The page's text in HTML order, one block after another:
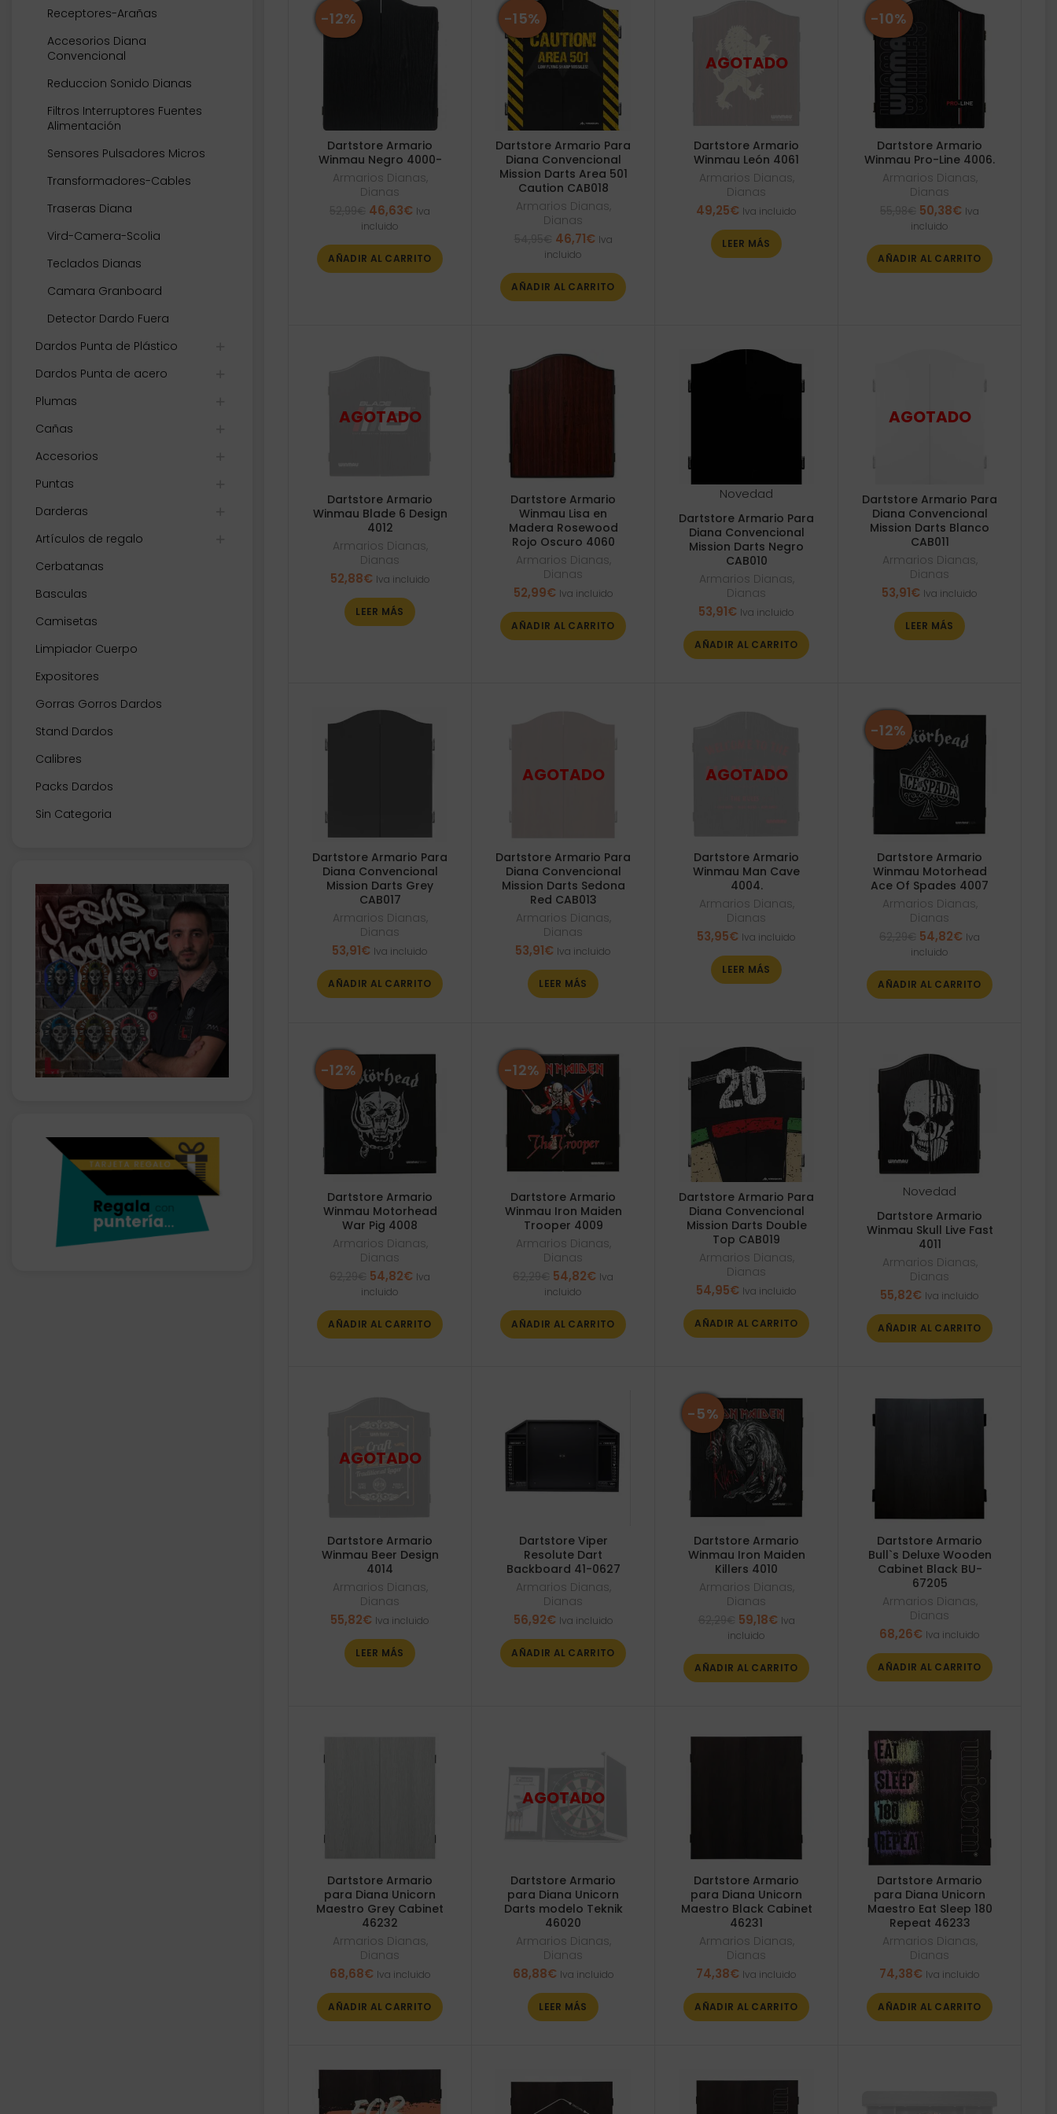
Receptores-Arañas
Accesorios Diana
Convencional
Reduccion Sonido Dianas
Filtros Interruptores Fuentes
Alimentación
Sensores Pulsadores Micros
Transformadores-Cables
Traseras Diana
Vird-Camera-Scolia
Teclados Dianas
Camara Granboard
Detector Dardo Fuera
Dardos Punta de Plástico
Dardos Punta de acero
Plumas
Cañas
Accesorios
Puntas
Darderas
Artículos de regalo
Cerbatanas
Basculas
Camisetas
Limpiador Cuerpo
Expositores
Gorras Gorros Dardos
Stand Dardos
Calibres
Packs Dardos
Sin Categoria
-12%
Dartstore Armario
Winmau Negro 4000-
Armarios Dianas,
Dianas
El
precio
era:
52,99€.
46,63€El
es:
46,63€.
Iva
incluido
AÑADIR AL CARRITO
-15%
Dartstore Armario Para
Diana Convencional
Mission Darts Area 501
Caution CAB018
Armarios Dianas,
Dianas
El
precio
era:
54,95€.
46,71€El
es:
46,71€.
Iva
incluido
AÑADIR AL CARRITO
Dartstore Armario
Winmau León 4061
Armarios Dianas,
Dianas
49,25€ Iva incluido
LEER MÁS
-10%
Dartstore Armario
Winmau Pro-Line 4006.
Armarios Dianas,
Dianas
El
precio
era:
55,98€.
50,38€El
es:
50,38€.
Iva
incluido
AÑADIR AL CARRITO
Dartstore Armario
Winmau Blade 6 Design
4012
Armarios Dianas,
Dianas
52,88€ Iva incluido
LEER MÁS
Dartstore Armario
Winmau Lisa en
Madera Rosewood
Rojo Oscuro 4060
Armarios Dianas,
Dianas
52,99€ Iva incluido
AÑADIR AL CARRITO
Novedad
Dartstore Armario Para
Diana Convencional
Mission Darts Negro
CAB010
Armarios Dianas,
Dianas
53,91€ Iva incluido
AÑADIR AL CARRITO
Dartstore Armario Para
Diana Convencional
Mission Darts Blanco
CAB011
Armarios Dianas,
Dianas
53,91€ Iva incluido
LEER MÁS
Dartstore Armario Para
Diana Convencional
Mission Darts Grey
CAB017
Armarios Dianas,
Dianas
53,91€ Iva incluido
AÑADIR AL CARRITO
Dartstore Armario Para
Diana Convencional
Mission Darts Sedona
Red CAB013
Armarios Dianas,
Dianas
53,91€ Iva incluido
LEER MÁS
Dartstore Armario
Winmau Man Cave
4004.
Armarios Dianas,
Dianas
53,95€ Iva incluido
LEER MÁS
-12%
Dartstore Armario
Winmau Motorhead
Ace Of Spades 4007
Armarios Dianas,
Dianas
El
precio
era:
62,29€.
54,82€El
es:
54,82€.
Iva
incluido
AÑADIR AL CARRITO
-12%
Dartstore Armario
Winmau Motorhead
War Pig 4008
Armarios Dianas,
Dianas
El
precio
era:
62,29€.
54,82€El
es:
54,82€.
Iva
incluido
AÑADIR AL CARRITO
-12%
Dartstore Armario
Winmau Iron Maiden
Trooper 4009
Armarios Dianas,
Dianas
El
precio
era:
62,29€.
54,82€El
es:
54,82€.
Iva
incluido
AÑADIR AL CARRITO
Dartstore Armario Para
Diana Convencional
Mission Darts Double
Top CAB019
Armarios Dianas,
Dianas
54,95€ Iva incluido
AÑADIR AL CARRITO
Novedad
Dartstore Armario
Winmau Skull Live Fast
4011
Armarios Dianas,
Dianas
55,82€ Iva incluido
AÑADIR AL CARRITO
Dartstore Armario
Winmau Beer Design
4014
Armarios Dianas,
Dianas
55,82€ Iva incluido
LEER MÁS
Dartstore Viper
Resolute Dart
Backboard 41-0627
Armarios Dianas,
Dianas
56,92€ Iva incluido
AÑADIR AL CARRITO
-5%
Dartstore Armario
Winmau Iron Maiden
Killers 4010
Armarios Dianas,
Dianas
El
precio
era:
62,29€.
59,18€El
es:
59,18€.
Iva
incluido
AÑADIR AL CARRITO
Dartstore Armario
Bull`s Deluxe Wooden
Cabinet Black BU-
67205
Armarios Dianas,
Dianas
68,26€ Iva incluido
AÑADIR AL CARRITO
Dartstore Armario
para Diana Unicorn
Maestro Grey Cabinet
46232
Armarios Dianas,
Dianas
68,68€ Iva incluido
AÑADIR AL CARRITO
Dartstore Armario
para Diana Unicorn
Darts modelo Teknik
46020
Armarios Dianas,
Dianas
68,88€ Iva incluido
LEER MÁS
Dartstore Armario
para Diana Unicorn
Maestro Black Cabinet
46231
Armarios Dianas,
Dianas
74,38€ Iva incluido
AÑADIR AL CARRITO
Dartstore Armario
para Diana Unicorn
Maestro Eat Sleep 180
Repeat 46233
Armarios Dianas,
Dianas
74,38€ Iva incluido
AÑADIR AL CARRITO